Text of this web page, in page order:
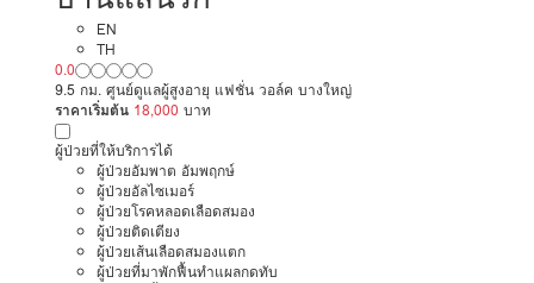
EN
TH
0.0
9.5 กม. ศูนย์ดูแลผู้สูงอายุ แฟชั่น วอล์ค บางใหญ่
ราคาเริ่มต้น 18,000 บาท
ผู้ป่วยที่ให้บริการได้
ผู้ป่วยอัมพาต อัมพฤกษ์
ผู้ป่วยอัลไซเมอร์
ผู้ป่วยโรคหลอดเลือดสมอง
ผู้ป่วยติดเตียง
ผู้ป่วยเส้นเลือดสมองแตก
ผู้ป่วยที่มาพักฟื้นทำแผลกดทับ